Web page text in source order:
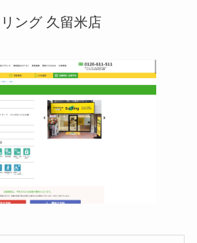
ング 久留米店